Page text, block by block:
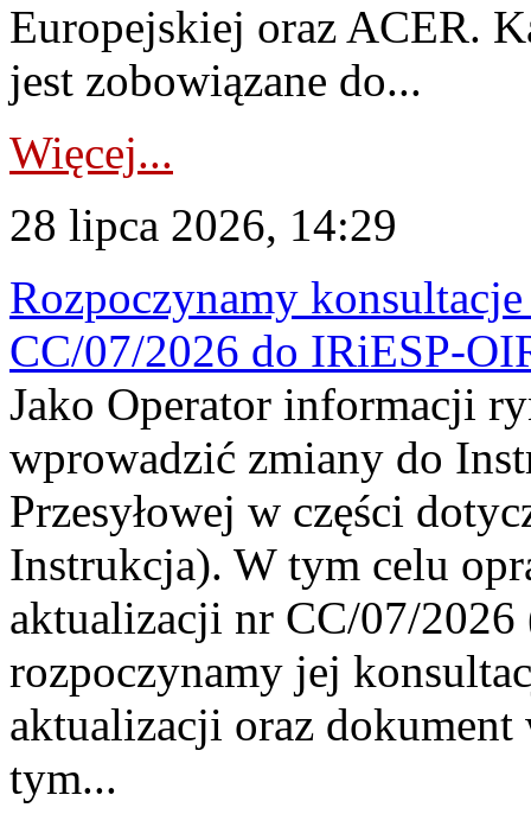
Europejskiej oraz ACER.
jest zobowiązane do...
Więcej...
28 lipca 2026, 14:29
Rozpoczynamy
CC/07/2026 do IRiESP-
Jako Operator informacji
wprowadzić zmiany do
Przesyłowej w części
Instrukcja). W tym celu
aktualizacji nr CC/07/
rozpoczynamy jej
aktualizacji oraz
tym...